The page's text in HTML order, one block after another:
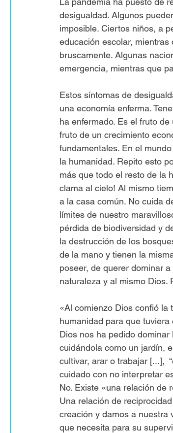
desigualdad. Algunos
imposible. Ciertos niños, a
educación escolar,
bruscamente. Algunas
emergencia, mientras que
Estos síntomas de
una economía enferma.
ha enfermado. Es el fruto
fruto de un crecimiento
fundamentales. En el
la humanidad. Repito esto
más que todo el resto de la
clama al cielo! Al mismo
a la casa común. No cuida
límites de nuestro
pérdida de biodiversidad y
la destrucción de los
de la mano y tienen la
poseer, de querer dominar
naturaleza y al mismo Dios.
«Al comienzo Dios confió la
humanidad para que tuviera
Dios nos ha pedido
cuidándola como un jardín,
cultivar, arar o trabajar [...],
cuidado con no interpretar
No. Existe «una relación de
Una relación de
creación y damos a nuestra
que necesita para su